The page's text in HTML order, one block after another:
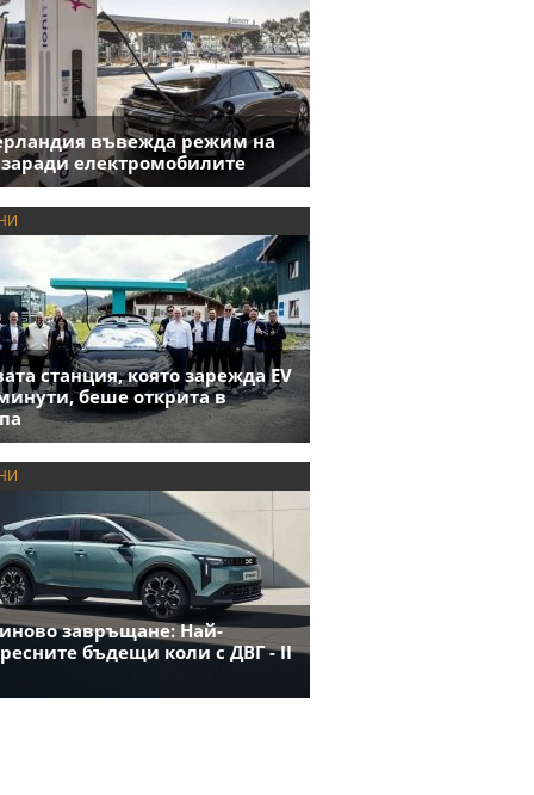
въвежда режим на
заради електромобилите
станция, която зарежда EV
беше открита в
завръщане: Най-
бъдещи коли с ДВГ - II